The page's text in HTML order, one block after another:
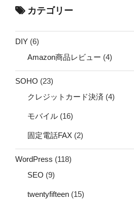
カテゴリー
DIY (6)
Amazon商品レビュー (4)
SOHO (23)
クレジットカード決済 (4)
モバイル (16)
固定電話FAX (2)
WordPress (118)
SEO (9)
twentyfifteen (15)